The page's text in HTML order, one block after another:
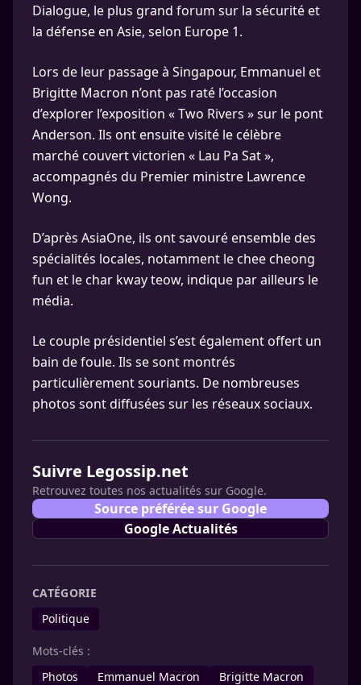
Dialogue, le plus grand forum sur la sécurité et
la défense en Asie, selon Europe 1.
Lors de leur passage à Singapour, Emmanuel et
Brigitte Macron n’ont pas raté l’occasion
d’explorer l’exposition « Two Rivers » sur le pont
Anderson. Ils ont ensuite visité le célèbre
marché couvert victorien « Lau Pa Sat »,
accompagnés du Premier ministre Lawrence
Wong.
D’après AsiaOne, ils ont savouré ensemble des
spécialités locales, notamment le chee cheong
fun et le char kway teow, indique par ailleurs le
média.
Le couple présidentiel s’est également offert un
bain de foule. Ils se sont montrés
particulièrement souriants. De nombreuses
photos sont diffusées sur les réseaux sociaux.
Suivre Legossip.net
Retrouvez toutes nos actualités sur Google.
Source préférée sur Google
Google Actualités
CATÉGORIE
Politique
Mots-clés :
Photos
Emmanuel Macron
Brigitte Macron